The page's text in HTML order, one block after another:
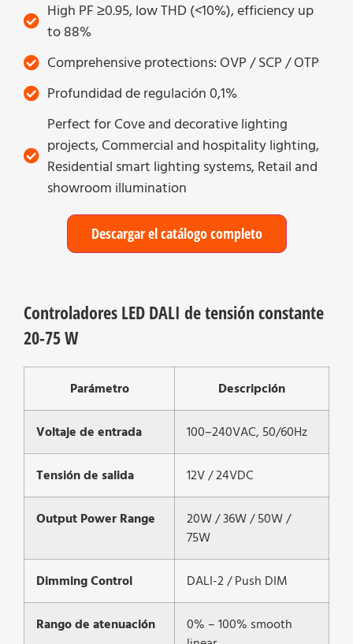
High PF ≥0.95, low THD (<10%), efficiency up
to 88%
Comprehensive protections: OVP / SCP / OTP
Profundidad de regulación 0,1%
Perfect for Cove and decorative lighting
projects, Commercial and hospitality lighting,
Residential smart lighting systems, Retail and
showroom illumination
Descargar el catálogo completo
Controladores LED DALI de tensión constante
20-75 W
Parámetro Descripción
Voltaje de entrada 100–240VAC, 50/60Hz
Tensión de salida 12V / 24VDC
Output Power Range
20W / 36W / 50W /
75W
Dimming Control DALI-2 / Push DIM
Rango de atenuación
0% – 100% smooth